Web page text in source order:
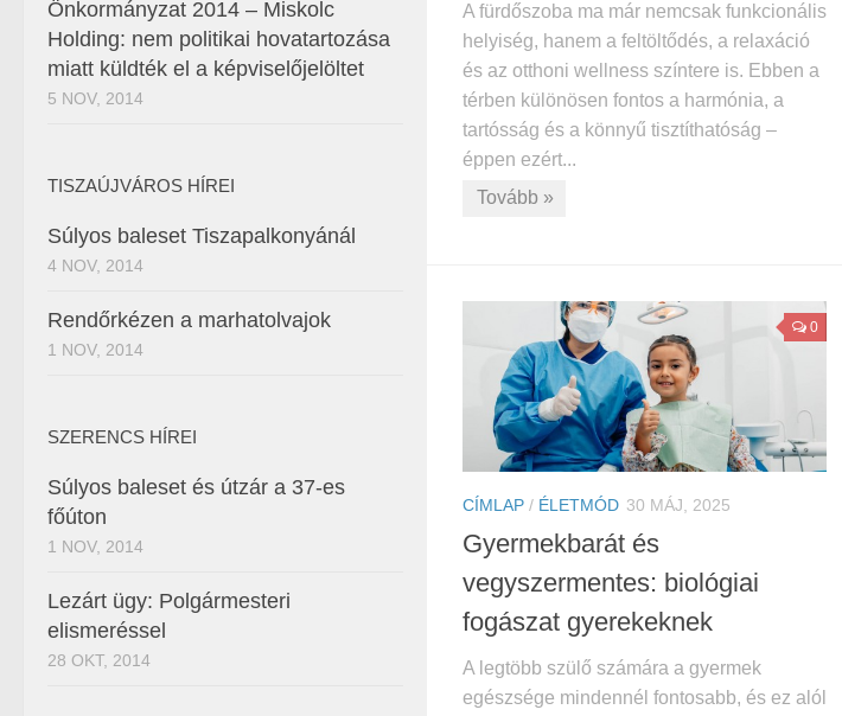
A fürdőszoba ma már nemcsak funkcionális
helyiség, hanem a feltöltődés, a relaxáció
és az otthoni wellness színtere is. Ebben a
térben különösen fontos a harmónia, a
tartósság és a könnyű tisztíthatóság –
éppen ezért...
Tovább »
0
CÍMLAP / ÉLETMÓD 30 MÁJ, 2025
Gyermekbarát és
vegyszermentes: biológiai
fogászat gyerekeknek
A legtöbb szülő számára a gyermek
egészsége mindennél fontosabb, és ez alól
Önkormányzat 2014 – Miskolc
Holding: nem politikai hovatartozása
miatt küldték el a képviselőjelöltet
5 NOV, 2014
TISZAÚJVÁROS HÍREI
Súlyos baleset Tiszapalkonyánál
4 NOV, 2014
Rendőrkézen a marhatolvajok
1 NOV, 2014
SZERENCS HÍREI
Súlyos baleset és útzár a 37-es
főúton
1 NOV, 2014
Lezárt ügy: Polgármesteri
elismeréssel
28 OKT, 2014